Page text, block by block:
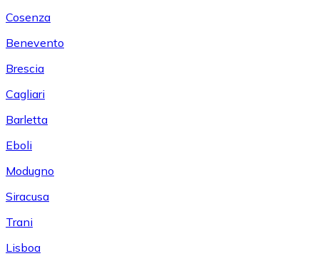
Cosenza
Benevento
Brescia
Cagliari
Barletta
Eboli
Modugno
Siracusa
Trani
Lisboa